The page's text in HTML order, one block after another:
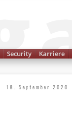
Security Karriere
18. September 2020